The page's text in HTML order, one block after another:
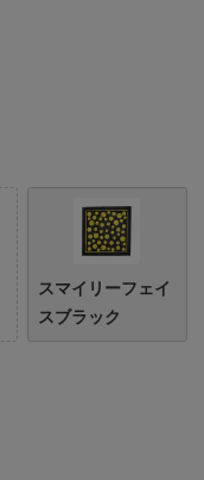
スマイリーフェイ
スブラック